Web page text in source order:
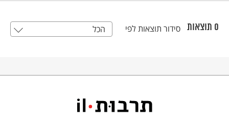
כל האתר
0 תוצאות סידור תוצאות לפי הכל